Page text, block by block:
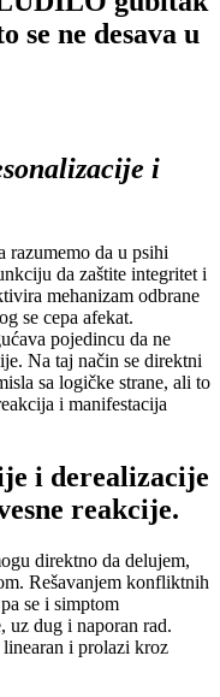
se ne desava u
i
razumemo da u psihi
da zaštite integritet i
mehanizam odbrane
se cepa afekat.
pojedincu da ne
Na taj način se direktni
sa logičke strane, ali to
i manifestacija
i derealizacije
reakcije.
direktno da delujem,
Rešavanjem konfliktnih
se i simptom
uz dug i naporan rad.
i prolazi kroz